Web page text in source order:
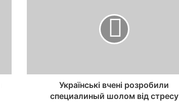
Українські вчені розробили
специалиный шолом від стресу